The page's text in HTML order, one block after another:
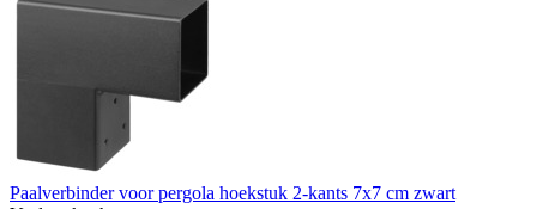
Paalverbinder voor pergola hoekstuk 2-kants 7x7 cm zwart